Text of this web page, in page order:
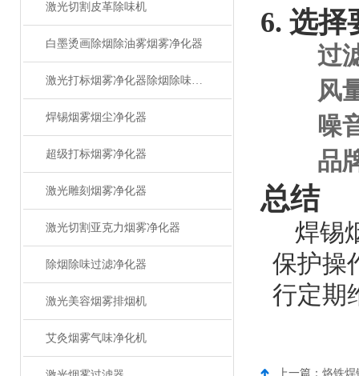
激光切割皮革除味机
白墨烫画除烟除油雾烟雾净化器
激光打标烟雾净化器除烟除味设备
焊锡烟雾烟尘净化器
超级打标烟雾净化器
激光雕刻烟雾净化器
激光切割亚克力烟雾净化器
除烟除味过滤净化器
激光美容烟雾排烟机
艾灸烟雾气味净化机
6. 选择
过
风
噪
品
总结
焊锡
保护操
行定期
上一篇： 烙铁焊